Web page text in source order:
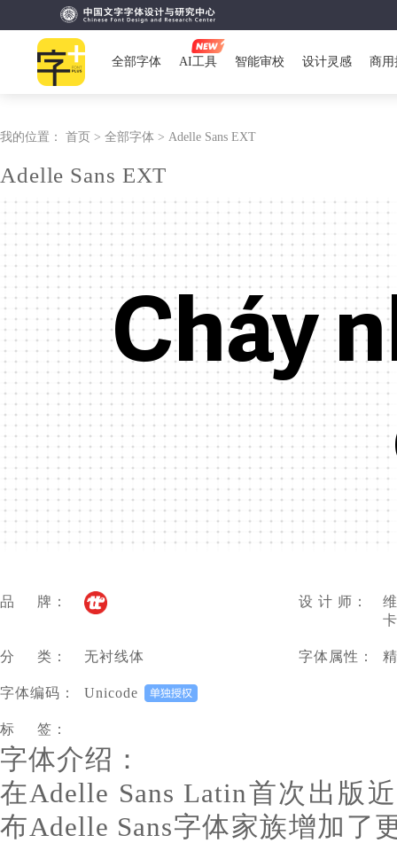
全部字体 AI工具 智能审校 设计灵感 商用
我的位置： 首页 > 全部字体 > Adelle Sans EXT
Adelle Sans EXT
Cháy
品 牌： 设 计 师：
分 类： 无衬线体 字体属性：
字体编码： Unicode
标 签：
字体介绍：
在Adelle Sans Latin首次出版
布Adelle Sans字体家族增加了